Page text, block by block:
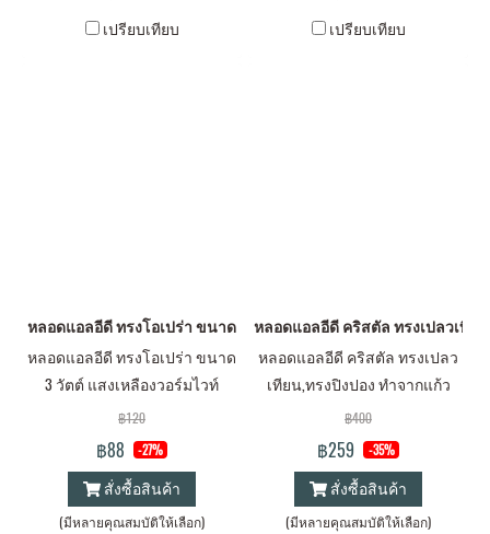
เปรียบเทียบ เปรียบเทียบ
หลอดแอลอีดี ทรงโอเปร่า ขนาด 3 วัตต์ แสงเหลืองวอร์มไวท์ ขั้วE14 (แก้วใ
หลอดแอลอีดี ทรงโอเปร่า ขนาด
3 วัตต์ แสงเหลืองวอร์มไวท์
ขั้วE14 (แก้วใส)
฿120
฿88 -27%
สั่งซื้อสินค้า
(มีหลายคุณสมบัติให้เลือก)
หลอดแอลอีดี คริสตัล ทรงเปลวเทียน,
หลอดแอลอีดี คริสตัล ทรงเปลว
เทียน,ทรงปิงปอง ทำจากแก้ว
คริสตัล แสงเป็นประกาย ขนาด
4 วัตต์ วอร์มไวท์
฿400
฿259 -35%
สั่งซื้อสินค้า
(มีหลายคุณสมบัติให้เลือก)